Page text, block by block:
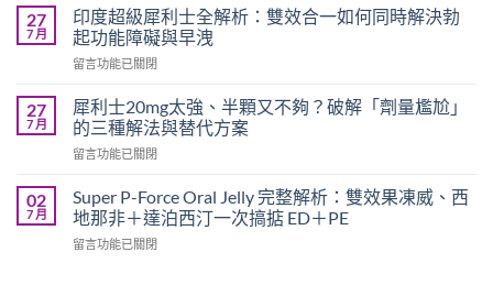
要
多
久？
完
指
南：
港
性
必
讀
利
勁
可
以
犀
利
士
一
吃
嗎？
師
27
7 月
印度超級犀利士全解析：雙效合一如何同時解決勃
起功能障礙與早洩
在
度
超
級
犀
士
全
解
析：
留言功能已關閉
27
7 月
犀利士20mg太強、半顆又不夠？破解「劑量尷尬」
的三種解法與替代方案
在
利
士
20mg
太
留言功能已關閉
02
7 月
Super P-Force Oral Jelly 完整解析：雙效果凍威、西
地那非＋達泊西汀一次搞掂 ED＋PE
在
留言功能已關閉